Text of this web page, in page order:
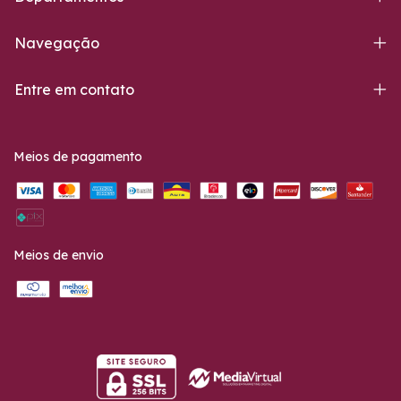
Navegação
Entre em contato
Meios de pagamento
Meios de envio